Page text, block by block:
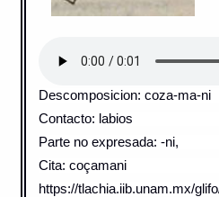
Descomposicion: coza-ma-ni
Contacto: labios
Parte no expresada: -ni,
Cita: coçamani
https://tlachia.iib.unam.mx/